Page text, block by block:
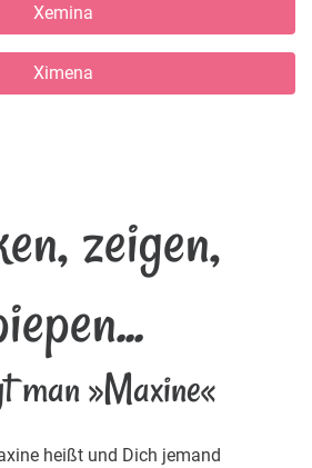
Xemina
Ximena
zeigen,
man »Maxine«
heißt und Dich jemand